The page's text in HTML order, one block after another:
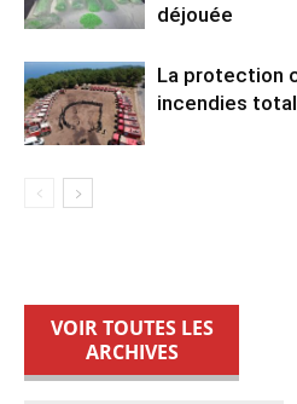
déjouée
La protection
incendies
VOIR TOUTES LES
ARCHIVES